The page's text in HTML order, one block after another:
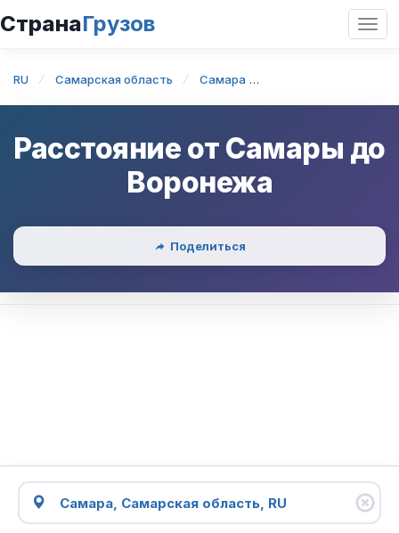
СтранаГрузов
RU Самарская область Самара
Расстояние от Самары до
Воронежа
Поделиться